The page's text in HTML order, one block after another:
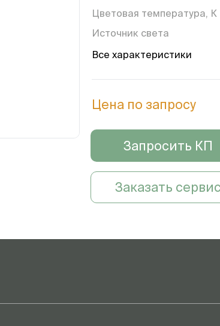
Цветовая температура, К
Источник света
Срок службы источников
Все характеристики
Цена по запросу
Запросить КП
Заказать сервис